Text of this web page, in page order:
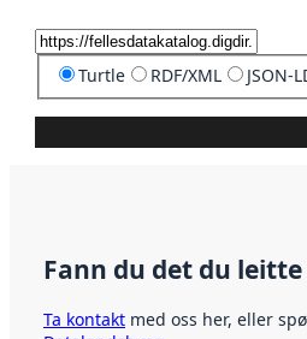
Turtle RDF/XML JSON-
Fann du det du
Ta kontakt med oss her, eller